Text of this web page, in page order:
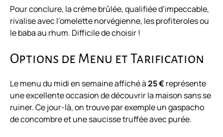
Pour conclure, la crème brûlée, qualifiée d’impeccable,
rivalise avec l’omelette norvégienne, les profiteroles ou
le baba au rhum. Difficile de choisir !
Options de Menu et Tarification
Le menu du midi en semaine affiché à25 € représente
une excellente occasion de découvrir la maison sans se
ruiner. Ce jour-là, on trouve par exemple un gaspacho
de concombre et une saucisse truffée avec purée.